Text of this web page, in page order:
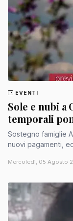
EVENTI
Sole e nubi a
temporali
Sostegno famiglie
nuovi pagamenti,
Mercoledì, 05 Agosto